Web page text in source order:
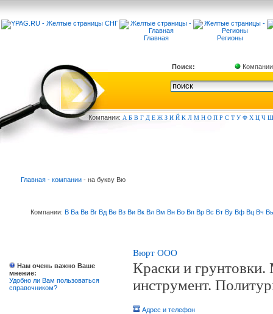
Главная Регионы
Поиск: Компании
Компании: А Б В Г Д Е Ж З И Й К Л М Н О П Р С Т У Ф Х Ц Ч Ш
Главная - компании - на букву Вю
Компании: В Ва Вв Вг Вд Ве Вз Ви Вк Вл Вм Вн Во Вп Вр Вс Вт Ву Вф Вц Вч
Нам очень важно Ваше
мнение:
Удобно ли Вам пользоваться
справочником?
Вюрт ООО
Краски и грунтовки.
инструмент.
Адрес и телефон